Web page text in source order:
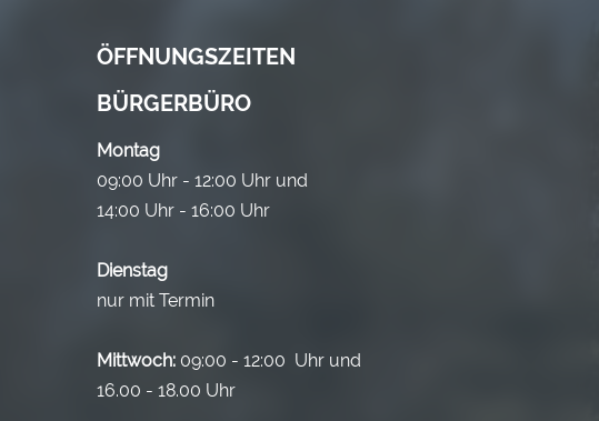
ÖFFNUNGSZEITEN
BÜRGERBÜRO
Montag
09:00 Uhr - 12:00 Uhr und
14:00 Uhr - 16:00 Uhr
Dienstag
nur mit Termin
Mittwoch: 09:00 - 12:00 Uhr und
16.00 - 18.00 Uhr